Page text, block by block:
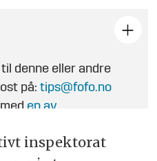
denne eller andre
på:tips@fofo.no
en av
inspektorat